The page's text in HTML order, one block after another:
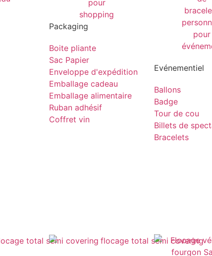
Packaging
Boite pliante
Sac Papier
Enveloppe d'expédition
Emballage cadeau
Emballage alimentaire
Ruban adhésif
Coffret vin
Evénementiel
Ballons
Badge
Tour de cou
Billets de
Bracelets